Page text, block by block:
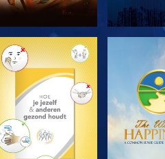
VERKEN DE SERIE VERKEN